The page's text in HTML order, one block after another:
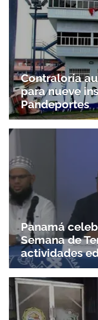
Contraloría
para nueve
Pandeportes
Panamá
Semana de
actividades